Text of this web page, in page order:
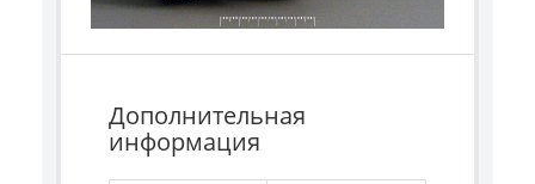
Дополнительная
информация